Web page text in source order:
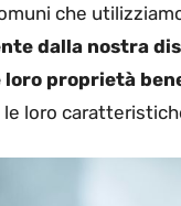
che
dalla nostra
loro proprietà
le loro